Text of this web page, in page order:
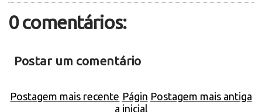
0 comentários:
Postar um comentário
Postagem mais recente Postagem mais antiga
Págin
a inicial